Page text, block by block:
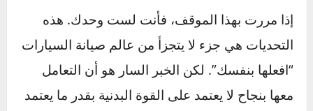
بالإحباط يجعلك تتساءل: “هل أنا أصلح السيارة أم
أزيد الطين بلة؟”.
إذا مررت بهذا الموقف، فأنت لست وحدك. هذه
التحديات هي جزء لا يتجزأ من عالم صيانة السيارات